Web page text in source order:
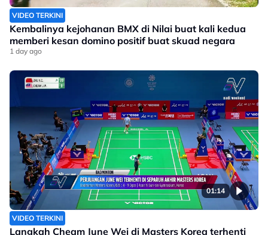
VIDEO TERKINI
Kembalinya kejohanan BMX di Nilai buat kali kedua
memberi kesan domino positif buat skuad negara
1 day ago
01:14
VIDEO TERKINI
Langkah Cheam June Wei di Masters Korea terhenti